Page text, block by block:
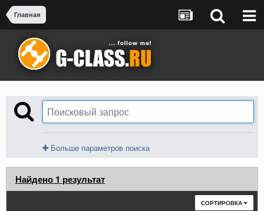
Главная
Больше параметров поиска
Найдено 1 результат
СОРТИРОВКА